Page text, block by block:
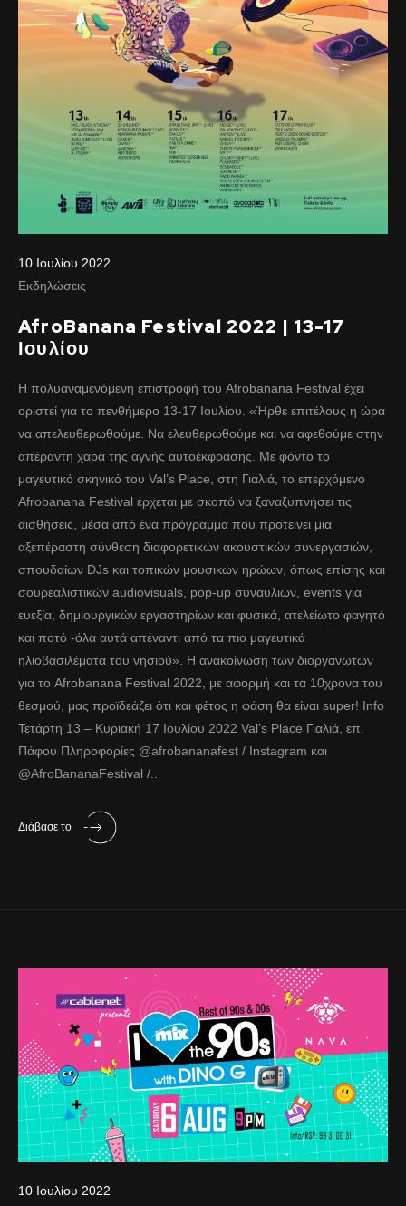
10 Ιουλίου 2022
Εκδηλώσεις
AfroBanana Festival 2022 | 13-17
Ιουλίου
Η πολυαναμενόμενη επιστροφή του Afrobanana Festival έχει
οριστεί για το πενθήμερο 13-17 Ιουλίου. «Ήρθε επιτέλους η ώρα
να απελευθερωθούμε. Να ελευθερωθούμε και να αφεθούμε στην
απέραντη χαρά της αγνής αυτοέκφρασης. Με φόντο το
μαγευτικό σκηνικό του Val’s Place, στη Γιαλιά, το επερχόμενο
Afrobanana Festival έρχεται με σκοπό να ξαναξυπνήσει τις
αισθήσεις, μέσα από ένα πρόγραμμα που προτείνει μια
αξεπέραστη σύνθεση διαφορετικών ακουστικών συνεργασιών,
σπουδαίων DJs και τοπικών μουσικών ηρώων, όπως επίσης και
σουρεαλιστικών audiovisuals, pop-up συναυλιών, events για
ευεξία, δημιουργικών εργαστηρίων και φυσικά, ατελείωτο φαγητό
και ποτό -όλα αυτά απέναντι από τα πιο μαγευτικά
ηλιοβασιλέματα του νησιού». Η ανακοίνωση των διοργανωτών
για το Afrobanana Festival 2022, με αφορμή και τα 10χρονα του
θεσμού, μας προϊδεάζει ότι και φέτος η φάση θα είναι super! Info
Τετάρτη 13 – Κυριακή 17 Ιουλίου 2022 Val’s Place Γιαλιά, επ.
Πάφου Πληροφορίες @afrobananafest / Instagram και
@AfroBananaFestival /..
Διάβασε το
10 Ιουλίου 2022